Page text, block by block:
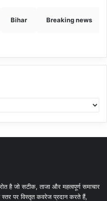
Bihar Breaking news
है जो सटीक, ताजा और महत्वपूर्ण समाचार
स्तर पर विस्तृत कवरेज प्रदान करते हैं,